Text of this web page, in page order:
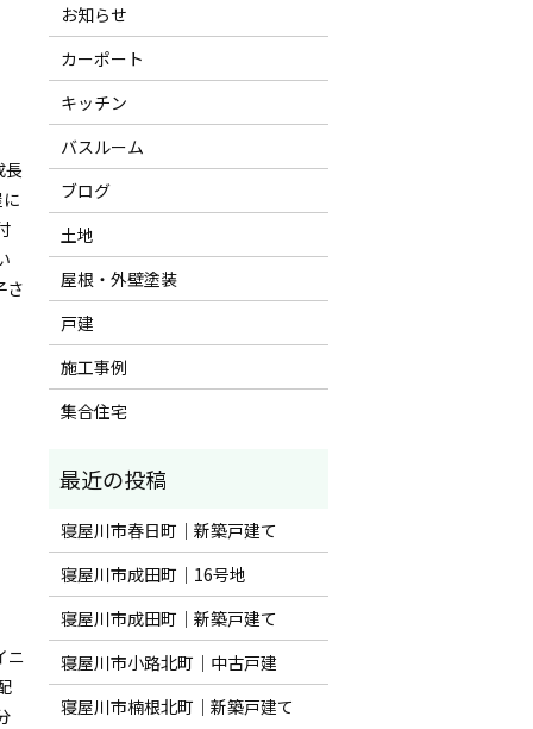
長
さ
ニ
お知らせ
カーポート
キッチン
バスルーム
ブログ
土地
屋根・外壁塗装
戸建
施工事例
集合住宅
寝屋川市春日町｜新築戸建て
寝屋川市成田町｜16号地
寝屋川市成田町｜新築戸建て
寝屋川市小路北町｜中古戸建
寝屋川市楠根北町｜新築戸建て